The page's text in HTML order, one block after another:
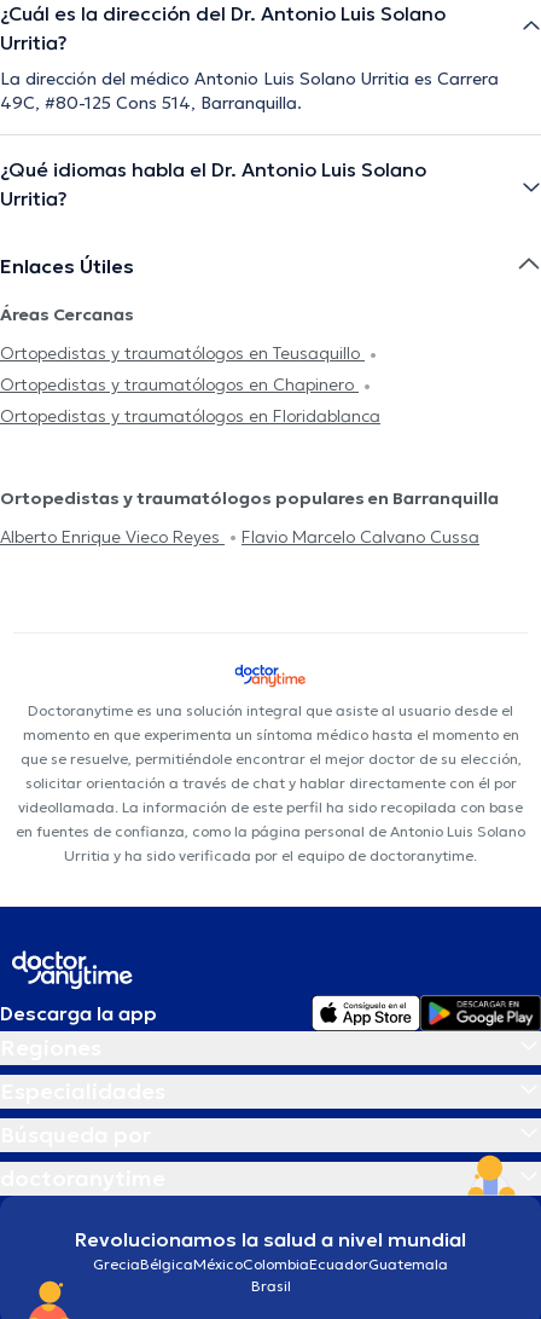
¿Cuál es la dirección del Dr. Antonio Luis Solano
Urritia?
La dirección del médico Antonio Luis Solano Urritia es Carrera
49C, #80-125 Cons 514, Barranquilla.
¿Qué idiomas habla el Dr. Antonio Luis Solano
Urritia?
Enlaces Útiles
Áreas Cercanas
Ortopedistas y traumatólogos en Teusaquillo
Ortopedistas y traumatólogos en Chapinero
Ortopedistas y traumatólogos en Floridablanca
Ortopedistas y traumatólogos populares en Barranquilla
Alberto Enrique Vieco Reyes
Flavio Marcelo Calvano Cussa
Doctoranytime es una solución integral que asiste al usuario desde el
momento en que experimenta un síntoma médico hasta el momento en
que se resuelve, permitiéndole encontrar el mejor doctor de su elección,
solicitar orientación a través de chat y hablar directamente con él por
videollamada. La información de este perfil ha sido recopilada con base
en fuentes de confianza, como la página personal de Antonio Luis Solano
Urritia y ha sido verificada por el equipo de doctoranytime.
Descarga la app
Revolucionamos la salud a nivel mundial
GreciaBélgicaMéxicoColombiaEcuadorGuatemala
Brasil